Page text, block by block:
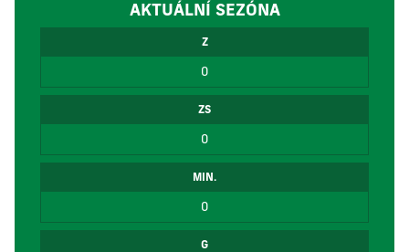
AKTUÁLNÍ SEZÓNA
Z
0
ZS
0
MIN.
0
G